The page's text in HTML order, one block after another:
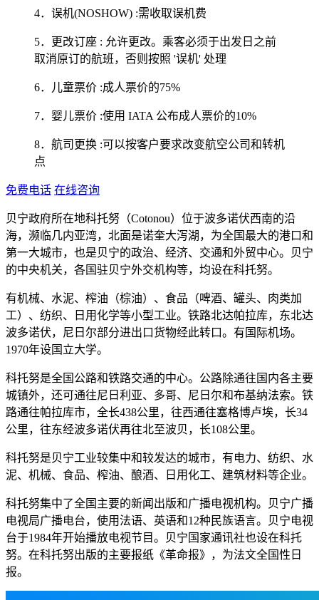
4．误机(NOSHOW) :需收取误机费
5．更改订座 : 允许更改。乘客必须于出发日之前
取消原订的航班，否则按照 '误机' 处理
6．儿童票价 :成人票价的75%
7．婴儿票价 :使用 IATA 公布成人票价的10%
8．航司更换 :可以按客户要求改变航空公司和转机
点
免费电话 在线咨询
贝宁政府所在地科托努（Cotonou）位于波多诺伏西南的沿
海，濒临几内亚湾，北面是诺奎大泻湖，为全国最大的港口和
第一大城市，也是贝宁的政治、经济、交通和外贸中心。贝宁
的中央机关，各国驻贝宁外交机构等，均设在科托努。
有机械、水泥、榨油（棕油）、食品（啤酒、罐头、肉类加
工）、纺织、日用化学等小型工业。铁路北达帕拉库，东北达
波多诺伏，尼日尔部分进出口货物经此转口。有国际机场。
1970年设国立大学。
科托努是全国公路和铁路交通的中心。公路除通往国内各主要
城镇外，还可通往尼日利亚、多哥、尼日尔和布基纳法索。铁
路通往帕拉库市，全长438公里，往西通往塞格博卢埃，长34
公里，往东经波多诺伏再往北至波贝，长108公里。
科托努是贝宁工业较集中和较发达的城市，有电力、纺织、水
泥、机械、食品、榨油、酿酒、日用化工、建筑材料等企业。
科托努集中了全国主要的新闻出版和广播电视机构。贝宁广播
电视局广播电台，使用法语、英语和12种民族语言。贝宁电视
台于1984年开始播放电视节目。贝宁国家通讯社也设在科托
努。在科托努出版的主要报纸《革命报》，为法文全国性日
报。